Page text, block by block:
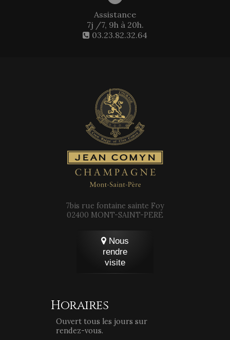
Assistance
7j /7, 9h à 20h.
03.23.82.32.64
7bis rue fontaine sainte Foy
02400 MONT-SAINT-PERE
Nous
rendre
visite
Horaires
Ouvert tous les jours sur
rendez-vous.